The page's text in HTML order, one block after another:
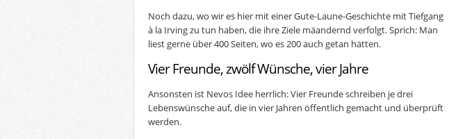
Noch dazu, wo wir es hier mit einer Gute-Laune-Geschichte mit Tiefgang
à la Irving zu tun haben, die ihre Ziele mäandernd verfolgt. Sprich: Man
liest gerne über 400 Seiten, wo es 200 auch getan hätten.
Vier Freunde, zwölf Wünsche, vier Jahre
Ansonsten ist Nevos Idee herrlich: Vier Freunde schreiben je drei
Lebenswünsche auf, die in vier Jahren öffentlich gemacht und überprüft
werden.